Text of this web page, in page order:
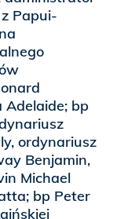
Papui-
Adelaide; bp
ordynariusz
Benjamin,
Michael
bp Peter